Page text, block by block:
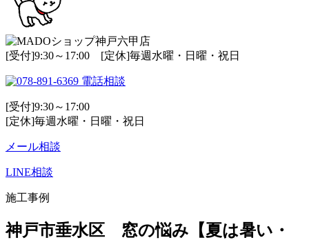
[受付]9:30～17:00 [定休]毎週水曜・日曜・祝日
電話相談
[受付]9:30～17:00
[定休]毎週水曜・日曜・祝日
メール相談
LINE相談
施工事例
神戸市垂水区 窓の悩み【夏は暑い・